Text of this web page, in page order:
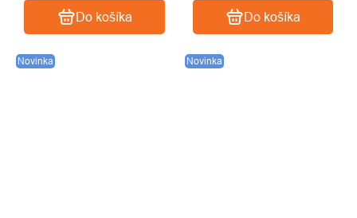
Do košíka Do košíka
Novinka Novinka